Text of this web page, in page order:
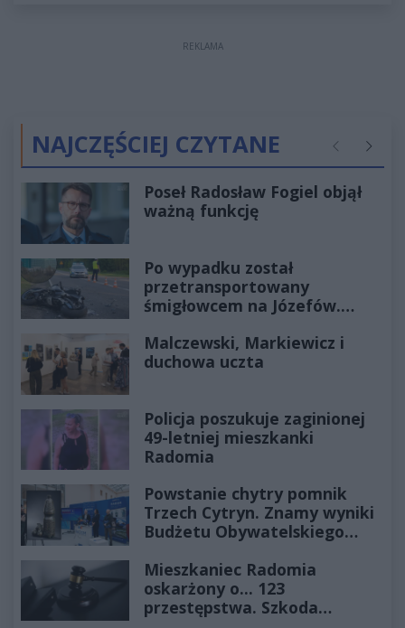
REKLAMA
NAJCZĘŚCIEJ CZYTANE Poprzednie
Poseł Radosław Fogiel objął
ważną funkcję
Po wypadku został
przetransportowany
śmigłowcem na Józefów.
Malczewski, Markiewicz i
duchowa uczta
Policja poszukuje zaginionej
49-letniej mieszkanki
Radomia
Powstanie chytry pomnik
Trzech Cytryn. Znamy wyniki
Budżetu Obywatelskiego
Mieszkaniec Radomia
oskarżony o... 123
przestępstwa. Szkoda